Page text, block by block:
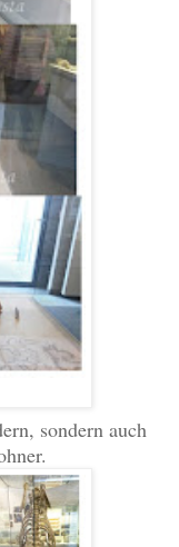
sondern auch